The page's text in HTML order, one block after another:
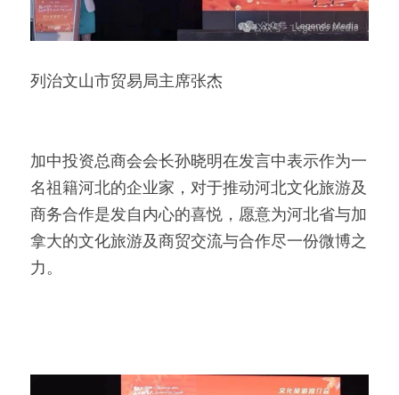
列治文山市贸易局主席张杰
加中投资总商会会长孙晓明在发言中表示作为一
名祖籍河北的企业家，对于推动河北文化旅游及
商务合作是发自内心的喜悦，愿意为河北省与加
拿大的文化旅游及商贸交流与合作尽一份微博之
力。